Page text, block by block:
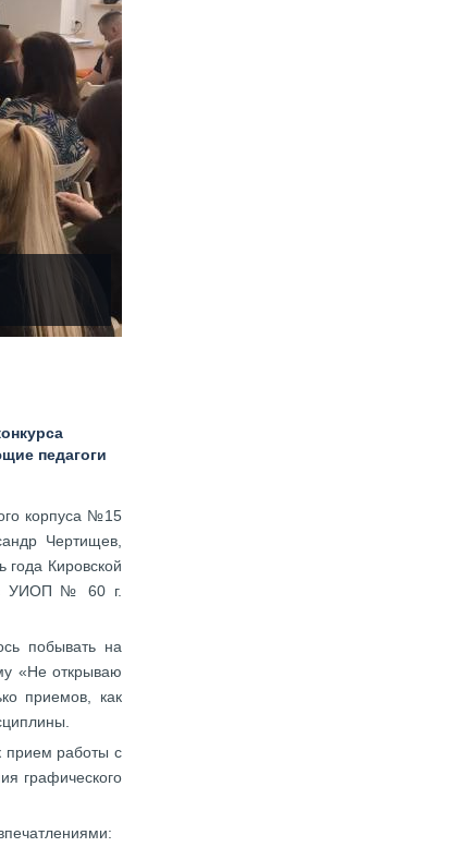
педагоги
корпуса №15
Чертищев,
Кировской
с УИОП № 60 г.
побывать на
«Не открываю
приемов, как
прием работы с
графического